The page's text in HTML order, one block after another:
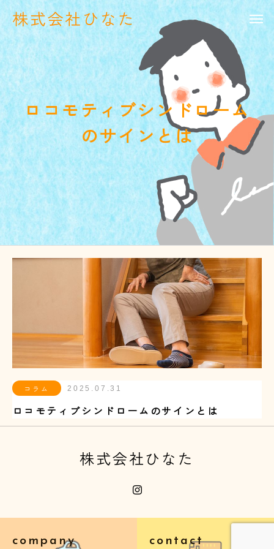
株式会社ひなた
ロコモティブシンドローム
のサインとは
コラム 2025.07.31
ロコモティブシンドロームのサインとは
株式会社ひなた
company contact